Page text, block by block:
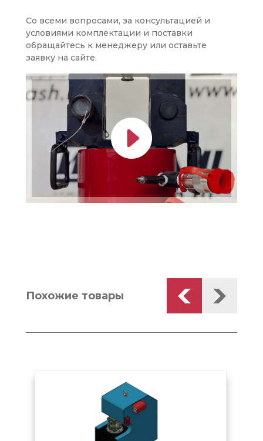
Со всеми вопросами, за консультацией и
условиями комплектации и поставки
обращайтесь к менеджеру или оставьте
заявку на сайте.
Похожие товары